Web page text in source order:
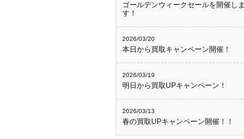
ゴールデンウィークセールを開催しま
す！
2026/03/20
本日から買取キャンペーン開催！
2026/03/19
明日から買取UPキャンペーン！
2026/03/13
春の買取UPキャンペーン開催！！